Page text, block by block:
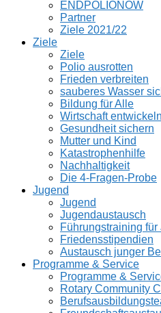
ENDPOLIONOW
Partner
Ziele 2021/22
Ziele
Ziele
Polio ausrotten
Frieden verbreiten
sauberes Wasser
Bildung für Alle
Wirtschaft entwickeln
Gesundheit sichern
Mutter und Kind
Katastrophenhilfe
Nachhaltigkeit
Die 4-Fragen-Probe
Jugend
Jugend
Jugendaustausch
Führungstraining
Friedensstipendien
Austausch junger
Programme & Service
Programme &
Rotary Community